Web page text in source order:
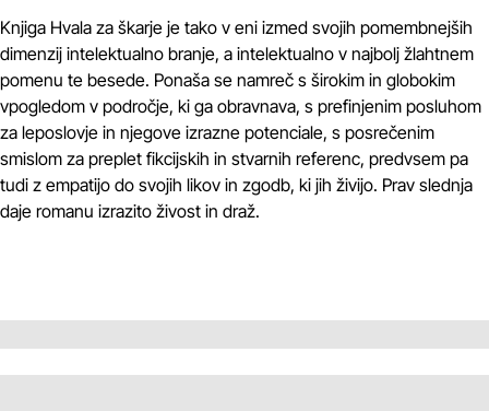
Knjiga Hvala za škarje je tako v eni izmed svojih pomembnejših
dimenzij intelektualno branje, a intelektualno v najbolj žlahtnem
pomenu te besede. Ponaša se namreč s širokim in globokim
vpogledom v področje, ki ga obravnava, s prefinjenim posluhom
za leposlovje in njegove izrazne potenciale, s posrečenim
smislom za preplet fikcijskih in stvarnih referenc, predvsem pa
tudi z empatijo do svojih likov in zgodb, ki jih živijo. Prav slednja
daje romanu izrazito živost in draž.